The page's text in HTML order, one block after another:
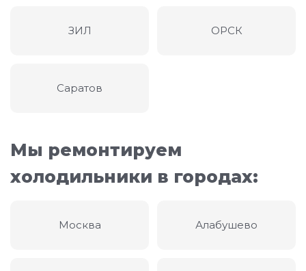
ЗИЛ ОРСК
Саратов
Мы ремонтируем
холодильники в городах:
Москва Алабушево